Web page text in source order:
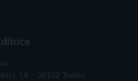
14 – 38122 Trento